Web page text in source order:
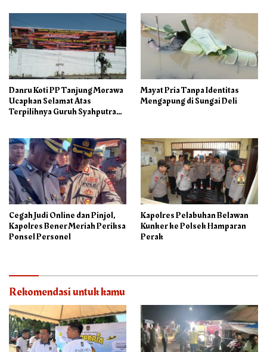
Danru Koti PP Tanjung Morawa
Ucapkan Selamat Atas
Terpilihnya Guruh Syahputra
Mayat Pria Tanpa Identitas
Mengapung di Sungai Deli
Cegah Judi Online dan Pinjol,
Kapolres Bener Meriah Periksa
Ponsel Personel
Kapolres Pelabuhan Belawan
Kunker ke Polsek Hamparan
Perak
Rekomendasi untuk kamu